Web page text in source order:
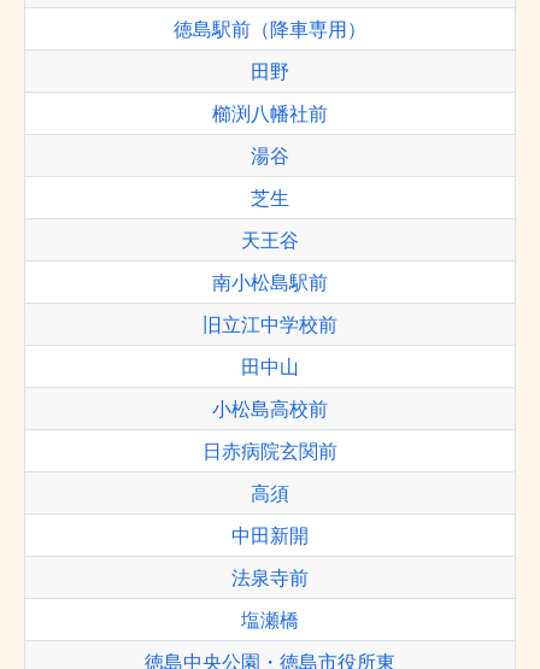
徳島駅前（降車専用）
田野
櫛渕八幡社前
湯谷
芝生
天王谷
南小松島駅前
旧立江中学校前
田中山
小松島高校前
日赤病院玄関前
高須
中田新開
法泉寺前
塩瀬橋
徳島中央公園・徳島市役所東